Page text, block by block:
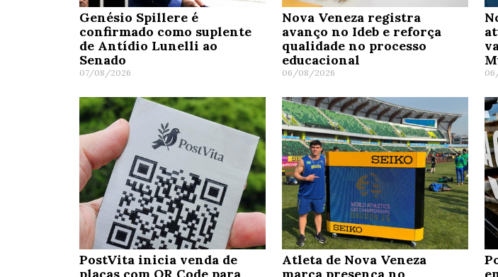
Genésio Spillere é
confirmado como suplente
de Antídio Lunelli ao
Senado
07/08/2026
Nova Veneza registra
avanço no Ideb e reforça
qualidade no processo
educacional
06/08/2026
PostVita inicia venda de
Atleta de Nova Veneza